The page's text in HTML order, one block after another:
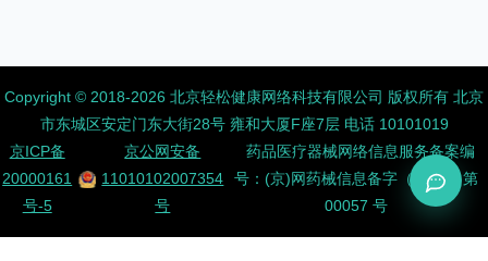
Copyright ©️ 2018-2026 北京轻松健康网络科技有限公司 版权所有 北京
市东城区安定门东大街28号 雍和大厦F座7层 电话 10101019
京ICP备
20000161
号-5
京公网安备
11010102007354
号
药品医疗器械网络信息服务备案编
号：(京)网药械信息备字（2026）第
00057 号